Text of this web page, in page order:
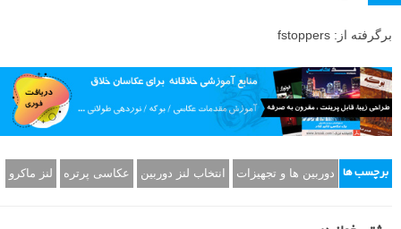
برگرفته از: fstoppers
برچسب ها دوربین ها و تجهیزات انتخاب لنز دوربین عکاسی پرتره لنز ماکرو